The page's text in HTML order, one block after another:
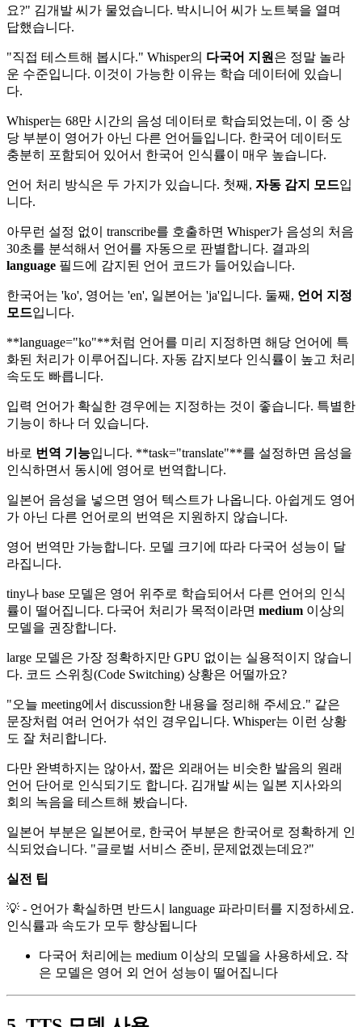
요?" 김개발 씨가 물었습니다. 박시니어 씨가 노트북을 열며
답했습니다.
"직접 테스트해 봅시다." Whisper의 다국어 지원 은 정말 놀라
운 수준입니다. 이것이 가능한 이유는 학습 데이터에 있습니
다.
Whisper는 68만 시간의 음성 데이터로 학습되었는데, 이 중 상
당 부분이 영어가 아닌 다른 언어들입니다. 한국어 데이터도
충분히 포함되어 있어서 한국어 인식률이 매우 높습니다.
언어 처리 방식은 두 가지가 있습니다. 첫째, 자동 감지 모드입
니다.
아무런 설정 없이 transcribe를 호출하면 Whisper가 음성의 처음
30초를 분석해서 언어를 자동으로 판별합니다. 결과의
language 필드에 감지된 언어 코드가 들어있습니다.
한국어는 'ko', 영어는 'en', 일본어는 'ja'입니다. 둘째, 언어 지정
모드입니다.
**language="ko"**처럼 언어를 미리 지정하면 해당 언어에 특
화된 처리가 이루어집니다. 자동 감지보다 인식률이 높고 처리
속도도 빠릅니다.
입력 언어가 확실한 경우에는 지정하는 것이 좋습니다. 특별한
기능이 하나 더 있습니다.
바로 번역 기능입니다. **task="translate"**를 설정하면 음성을
인식하면서 동시에 영어로 번역합니다.
일본어 음성을 넣으면 영어 텍스트가 나옵니다. 아쉽게도 영어
가 아닌 다른 언어로의 번역은 지원하지 않습니다.
영어 번역만 가능합니다. 모델 크기에 따라 다국어 성능이 달
라집니다.
tiny나 base 모델은 영어 위주로 학습되어서 다른 언어의 인식
률이 떨어집니다. 다국어 처리가 목적이라면 medium 이상의
모델을 권장합니다.
large 모델은 가장 정확하지만 GPU 없이는 실용적이지 않습니
다. 코드 스위칭(Code Switching) 상황은 어떨까요?
"오늘 meeting에서 discussion한 내용을 정리해 주세요." 같은
문장처럼 여러 언어가 섞인 경우입니다. Whisper는 이런 상황
도 잘 처리합니다.
다만 완벽하지는 않아서, 짧은 외래어는 비슷한 발음의 원래
언어 단어로 인식되기도 합니다. 김개발 씨는 일본 지사와의
회의 녹음을 테스트해 봤습니다.
일본어 부분은 일본어로, 한국어 부분은 한국어로 정확하게 인
식되었습니다. "글로벌 서비스 준비, 문제없겠는데요?"
실전 팁
💡 - 언어가 확실하면 반드시 language 파라미터를 지정하세요.
인식률과 속도가 모두 향상됩니다
다국어 처리에는 medium 이상의 모델을 사용하세요. 작
은 모델은 영어 외 언어 성능이 떨어집니다